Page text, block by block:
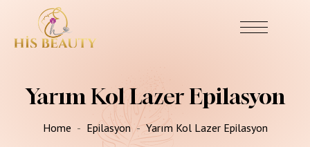
Yarım Kol Lazer Epilasyon
Home Epilasyon Yarım Kol Lazer Epilasyon